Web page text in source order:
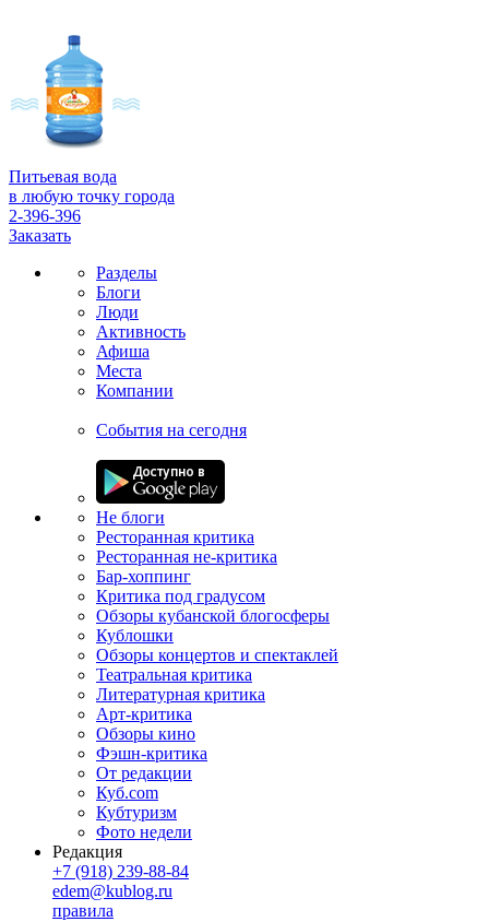
Питьевая вода
в любую точку города
2-396-396
Заказать
Разделы
Блоги
Люди
Активность
Афиша
Места
Компании
События на сегодня
Не блоги
Ресторанная критика
Ресторанная не-критика
Бар-хоппинг
Критика под градусом
Обзоры кубанской блогосферы
Кублошки
Обзоры концертов и спектаклей
Театральная критика
Литературная критика
Арт-критика
Обзоры кино
Фэшн-критика
От редакции
Куб.com
Кубтуризм
Фото недели
Редакция
+7 (918) 239-88-84
edem@kublog.ru
правила